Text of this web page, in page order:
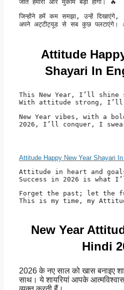
जीत हमारी और मुकाम बड़ा होगा। 🔥
जिन्होंने हमें कम समझा, उन्हें दिखाएंगे,
अपने अट्टीट्यूड से सब कुछ पलटाएंगे।
Attitude
Shayari In
This New Year, I’ll
With attitude strong, I’ll
New Year vibes, with a
2026, I’ll conquer, I
Attitude Happy New Year Shayari
Attitude in heart and
Success in 2026 is what
Forget the past; let the
This is my time, my
New Year
Hindi
2026 के नए साल को खास बनाइए
साथ। ये शायरियां आपके